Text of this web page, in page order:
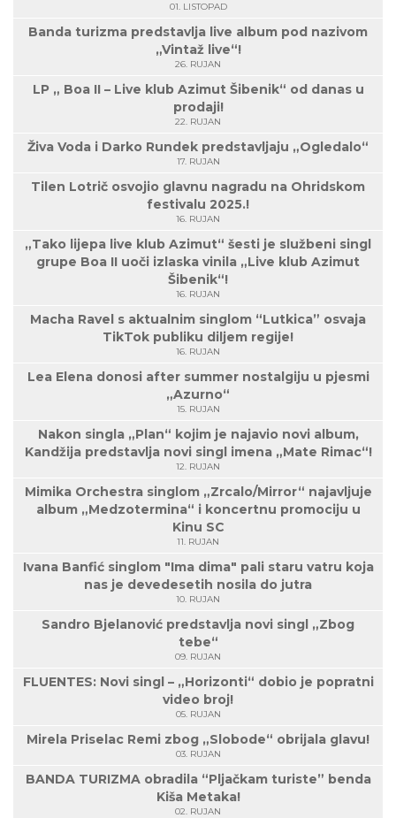
01. LISTOPAD
Banda turizma predstavlja live album pod nazivom
„Vintaž live“!
26. RUJAN
LP „ Boa II – Live klub Azimut Šibenik“ od danas u
prodaji!
22. RUJAN
Živa Voda i Darko Rundek predstavljaju „Ogledalo“
17. RUJAN
Tilen Lotrič osvojio glavnu nagradu na Ohridskom
festivalu 2025.!
16. RUJAN
„Tako lijepa live klub Azimut“ šesti je službeni singl
grupe Boa II uoči izlaska vinila „Live klub Azimut
Šibenik“!
16. RUJAN
Macha Ravel s aktualnim singlom “Lutkica” osvaja
TikTok publiku diljem regije!
16. RUJAN
Lea Elena donosi after summer nostalgiju u pjesmi
„Azurno“
15. RUJAN
Nakon singla „Plan“ kojim je najavio novi album,
Kandžija predstavlja novi singl imena „Mate Rimac“!
12. RUJAN
Mimika Orchestra singlom „Zrcalo/Mirror“ najavljuje
album „Medzotermina“ i koncertnu promociju u
Kinu SC
11. RUJAN
Ivana Banfić singlom "Ima dima" pali staru vatru koja
nas je devedesetih nosila do jutra
10. RUJAN
Sandro Bjelanović predstavlja novi singl „Zbog
tebe“
09. RUJAN
FLUENTES: Novi singl – „Horizonti“ dobio je popratni
video broj!
05. RUJAN
Mirela Priselac Remi zbog „Slobode“ obrijala glavu!
03. RUJAN
BANDA TURIZMA obradila “Pljačkam turiste” benda
Kiša Metaka!
02. RUJAN